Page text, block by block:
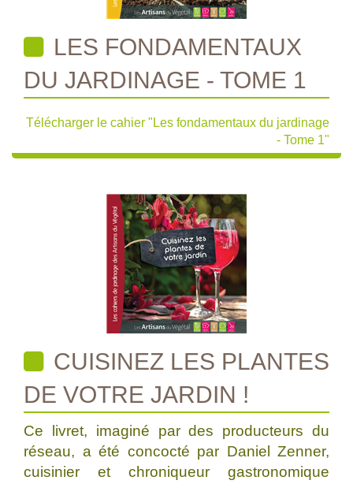
LES FONDAMENTAUX
DU JARDINAGE - TOME 1
Télécharger le cahier "Les fondamentaux du jardinage
- Tome 1"
CUISINEZ LES PLANTES
DE VOTRE JARDIN !
Ce livret, imaginé par des producteurs du
réseau, a été concocté par Daniel Zenner,
cuisinier et chroniqueur gastronomique